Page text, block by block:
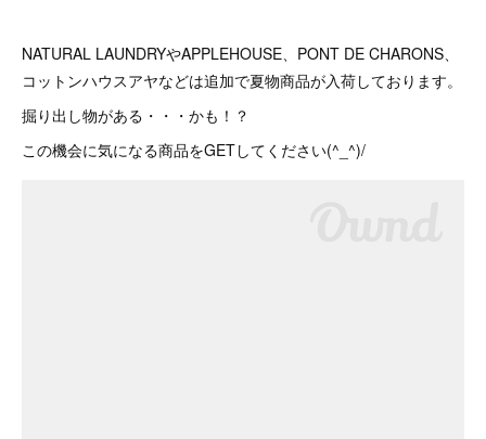
NATURAL LAUNDRYやAPPLEHOUSE、PONT DE CHARONS、
コットンハウスアヤなどは追加で夏物商品が入荷しております。
掘り出し物がある・・・かも！？
この機会に気になる商品をGETしてください(^_^)/